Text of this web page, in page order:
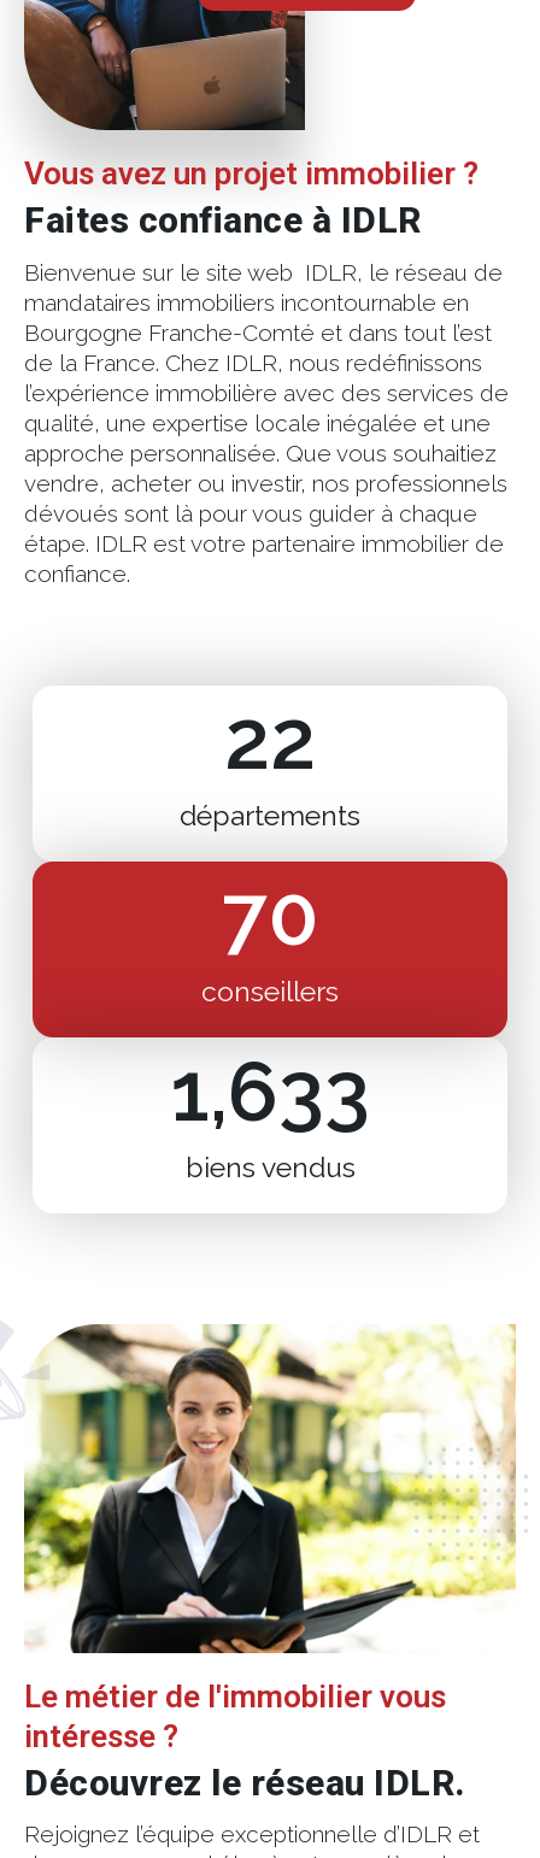
Vous avez un projet immobilier ?
Faites confiance à IDLR
Bienvenue sur le site web IDLR, le réseau de
mandataires immobiliers incontournable en
Bourgogne Franche-Comté et dans tout l’est
de la France. Chez IDLR, nous redéfinissons
l’expérience immobilière avec des services de
qualité, une expertise locale inégalée et une
approche personnalisée. Que vous souhaitiez
vendre, acheter ou investir, nos professionnels
dévoués sont là pour vous guider à chaque
étape. IDLR est votre partenaire immobilier de
confiance.
22
départements
70
conseillers
1,633
biens vendus
Le métier de l'immobilier vous
intéresse ?
Découvrez le réseau IDLR.
Rejoignez l’équipe exceptionnelle d’IDLR et